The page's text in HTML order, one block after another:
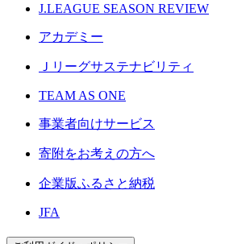
J.LEAGUE SEASON REVIEW
アカデミー
Ｊリーグサステナビリティ
TEAM AS ONE
事業者向けサービス
寄附をお考えの方へ
企業版ふるさと納税
JFA